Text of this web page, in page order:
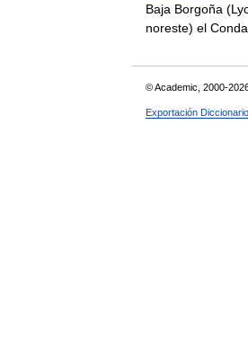
Baja Borgoña
noreste) el
© Academic, 2000-
Exportación